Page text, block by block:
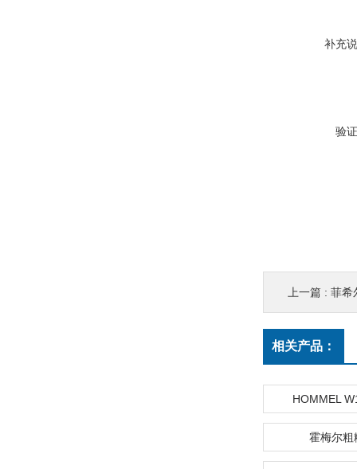
补充
验
上一篇 : 菲希
相关产品：
HOMMEL
霍梅尔粗